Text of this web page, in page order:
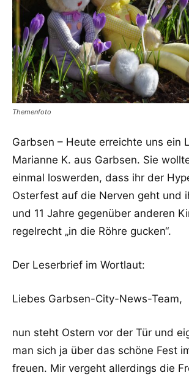
Themenfoto
Garbsen – Heute erreichte uns ein
Marianne K. aus Garbsen. Sie
einmal loswerden, dass ihr der
Osterfest auf die Nerven geht und
und 11 Jahre gegenüber anderen
regelrecht „in die Röhre gucken“.
Der Leserbrief im Wortlaut:
Liebes Garbsen-City-News-Team,
nun steht Ostern vor der Tür und
man sich ja über das schöne Fest
freuen. Mir vergeht allerdings die